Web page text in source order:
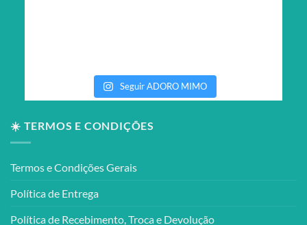
Seguir ADORO MIMO
☀️ TERMOS E CONDIÇÕES
Termos e Condições Gerais
Política de Entrega
Política de Recebimento, Troca e Devolução